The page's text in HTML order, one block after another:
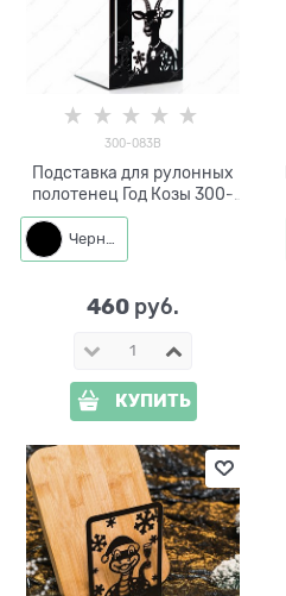
300-083B
Подставка для рулонных
полотенец Год Козы 300-
083 металл
Черный
460 руб.
КУПИТЬ